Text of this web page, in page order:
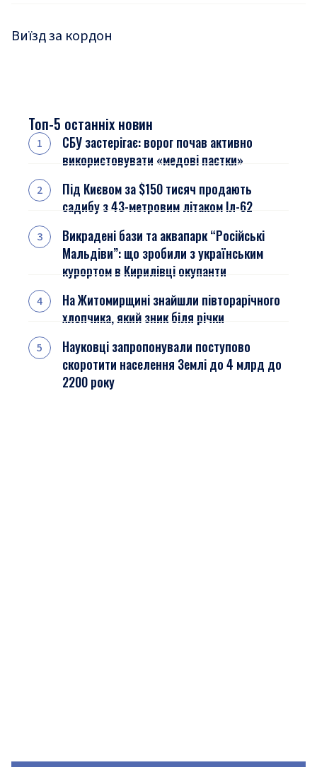
Виїзд за кордон
Топ-5 останніх новин
СБУ застерігає: ворог почав активно
використовувати «медові пастки»
Під Києвом за $150 тисяч продають
садибу з 43-метровим літаком Іл-62
Викрадені бази та аквапарк “Російські
Мальдіви”: що зробили з українським
курортом в Кирилівці окупанти
На Житомирщині знайшли півторарічного
хлопчика, який зник біля річки
Науковці запропонували поступово
скоротити населення Землі до 4 млрд до
2200 року